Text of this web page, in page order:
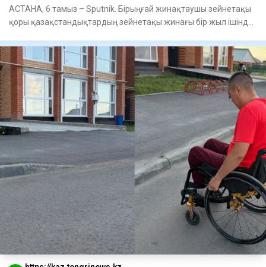
АСТАНА, 6 тамыз – Sputnik. Бірыңғай жинақтаушы зейнетақы
қоры қазақстандықтардың зейнетақы жинағы бір жыл ішінде